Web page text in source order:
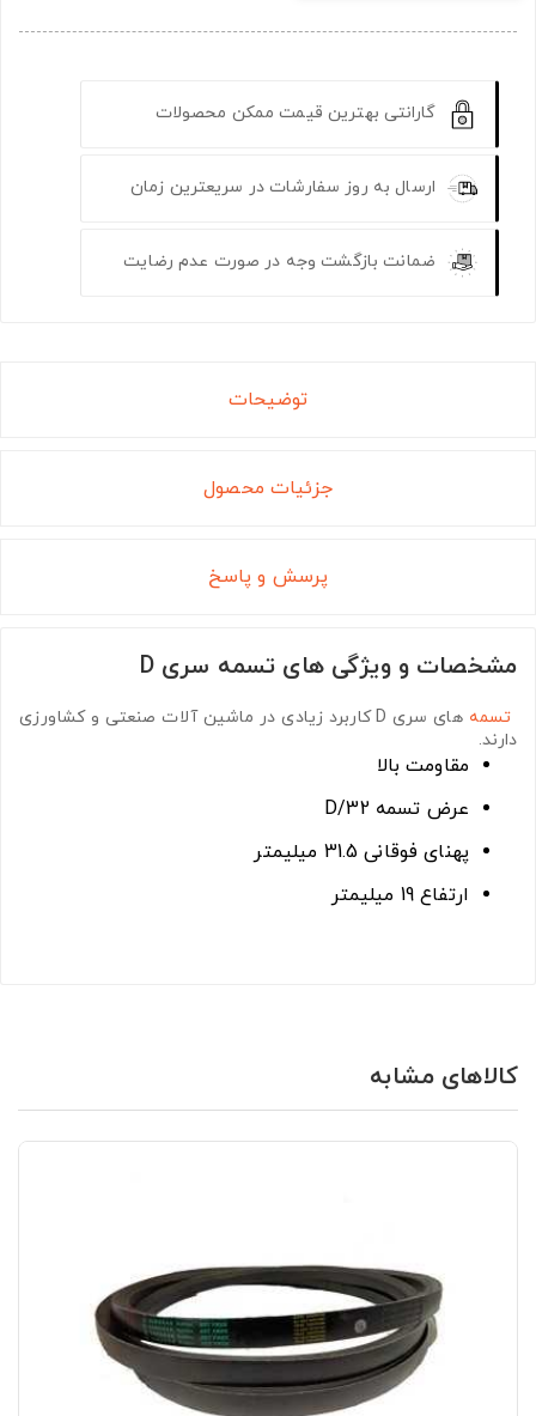
گارانتی بهترین قیمت ممکن محصولات
ارسال به روز سفارشات در سریعترین زمان
ضمانت بازگشت وجه در صورت عدم رضایت
توضیحات
جزئیات محصول
پرسش و پاسخ
مشخصات و ویژگی های تسمه سری D
تسمه های سری D
کاربرد زیادی در ماشین آلات صنعتی و کشاورزی
دارند.
مقاومت بالا
عرض تسمه D/32
پهنای فوقانی 31.5 میلیمتر
ارتفاع 19 میلیمتر
کالاهای مشابه